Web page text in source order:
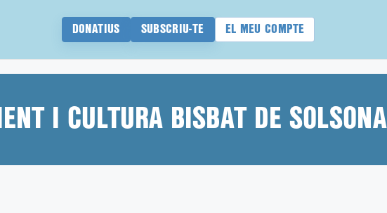
DONATIUS SUBSCRIU-TE EL MEU COMPTE
I CULTURA BISBAT DE SOLSONA